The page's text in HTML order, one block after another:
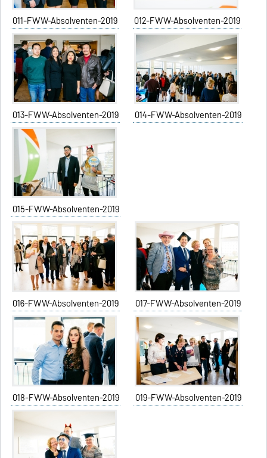
011-FWW-Absolventen-2019 012-FWW-Absolventen-2019
013-FWW-Absolventen-2019 014-FWW-Absolventen-2019
015-FWW-Absolventen-2019
016-FWW-Absolventen-2019 017-FWW-Absolventen-2019
018-FWW-Absolventen-2019 019-FWW-Absolventen-2019